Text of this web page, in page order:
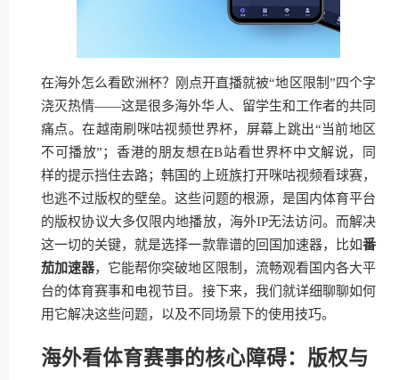
在海外怎么看欧洲杯？刚点开直播就被“地区限制”四个字
浇灭热情——这是很多海外华人、留学生和工作者的共同
痛点。在越南刷咪咕视频世界杯，屏幕上跳出“当前地区
不可播放”；香港的朋友想在B站看世界杯中文解说，同
样的提示挡住去路；韩国的上班族打开咪咕视频看球赛，
也逃不过版权的壁垒。这些问题的根源，是国内体育平台
的版权协议大多仅限内地播放，海外IP无法访问。而解决
这一切的关键，就是选择一款靠谱的回国加速器，比如番
茄加速器，它能帮你突破地区限制，流畅观看国内各大平
台的体育赛事和电视节目。接下来，我们就详细聊聊如何
用它解决这些问题，以及不同场景下的使用技巧。
海外看体育赛事的核心障碍：版权与